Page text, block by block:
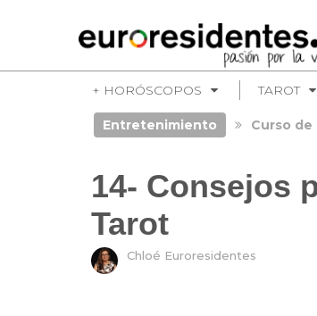
+ HORÓSCOPOS TAROT
Entretenimiento Curso
14- Consejos
Tarot
Chloé Euroresidentes